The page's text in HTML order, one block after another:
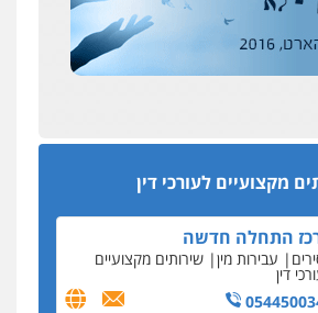
מקצועיים לעורכי דין
כתבות מגוגל ודחיקת אזכורים
שירותים מקצועיים לעורכי דין
לעורכי דין
התחלה חדשה
עבירות מין שירותים מקצועיים
דין
בירושלים עורכות ועורכי
עידן דביר: האונס והמחירון
ש"ס לשעבר בחיפה וסינדיקאט
הרינג
חייק ואביו הרב אריה חייק